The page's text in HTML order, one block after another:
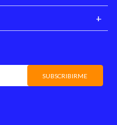
SUBSCRIBIRME